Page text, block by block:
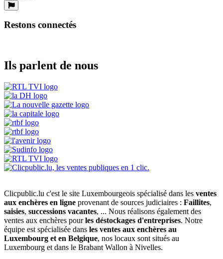
Restons connectés
Ils parlent de nous
Clicpublic.lu c'est le site Luxembourgeois spécialisé dans les ventes
aux enchères en ligne provenant de sources judiciaires : Faillites,
saisies, successions vacantes, ... Nous réalisons également des
ventes aux enchères pourles déstockages d'entreprises. Notre
équipe est spécialisée dans les ventes aux enchères au
Luxembourg et en Belgique, nos locaux sont situés au
Luxembourg et dans le Brabant Wallon à Nivelles.